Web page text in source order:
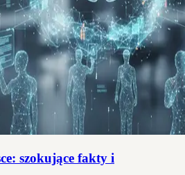
szokujące fakty i